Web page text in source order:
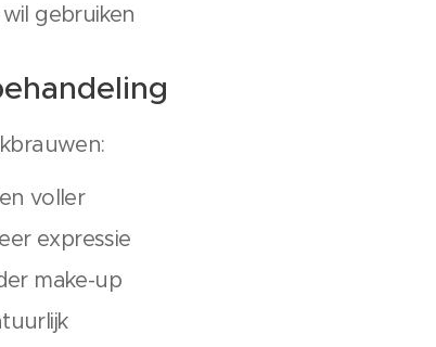
gebruiken
voller
expressie
make-up